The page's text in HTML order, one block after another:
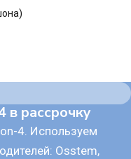
рассрочку
4. Используем
Osstem,